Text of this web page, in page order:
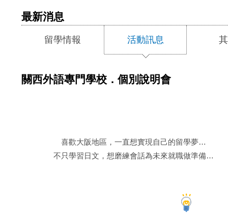
最新消息
留學情報 活動訊息
關西外語專門學校．個別說明會
喜歡大阪地區，一直想實現自己的留學夢…
不只學習日文，想磨練會話為未來就職做準備…